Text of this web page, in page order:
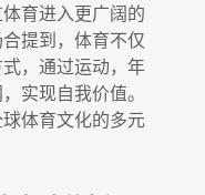
育进入更广阔的
提到，体育不仅
，通过运动，年
实现自我价值。
体育文化的多元